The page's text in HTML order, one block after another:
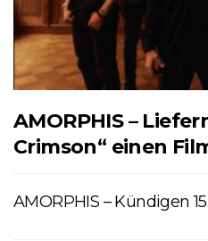
AMORPHIS –
Crimson“ einen
AMORPHIS – Kündigen